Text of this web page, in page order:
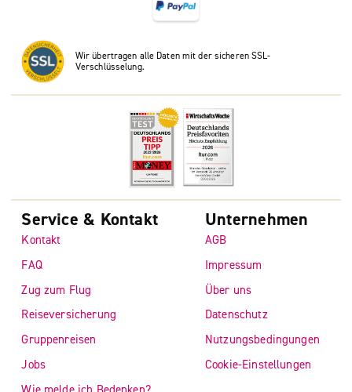
Wir übertragen alle Daten mit der sicheren SSL-
Verschlüsselung.
Service & Kontakt
Kontakt
FAQ
Zug zum Flug
Reiseversicherung
Gruppenreisen
Jobs
Unternehmen
AGB
Impressum
Über uns
Datenschutz
Nutzungsbedingungen
Cookie-Einstellungen